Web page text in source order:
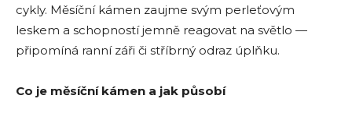
cykly. Měsíční kámen zaujme svým perleťovým
leskem a schopností jemně reagovat na světlo —
připomíná ranní záři či stříbrný odraz úplňku.
Co je měsíční kámen a jak působí